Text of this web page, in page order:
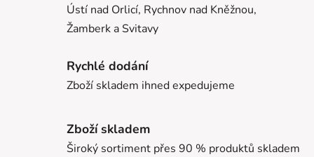
Ústí nad Orlicí, Rychnov nad Kněžnou,
Žamberk a Svitavy
Rychlé dodání
Zboží skladem ihned expedujeme
Zboží skladem
Široký sortiment přes 90 % produktů skladem